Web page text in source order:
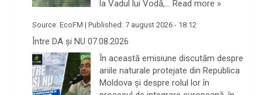
la Vadul lui Vodă,… Read more »
Source: EcoFM | Published: 7 august 2026 - 18:12
Între DA și NU 07.08.2026
În această emisiune discutăm despre
ariile naturale protejate din Republica
Moldova și despre rolul lor în